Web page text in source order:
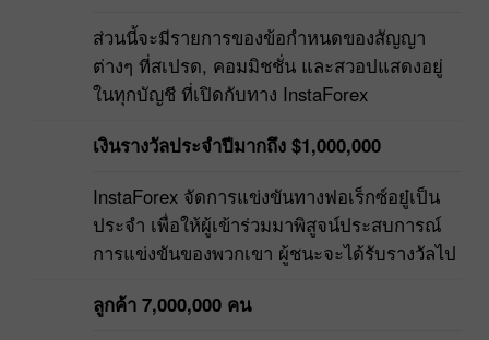
ส่วนนี้จะมีรายการของข้อกำหนดของสัญญา
ต่างๆ ที่สเปรด, คอมมิชชั่น และสวอปแสดงอยู่
ในทุกบัญชี ที่เปิดกับทาง InstaForex
เงินรางวัลประจำปีมากถึง $1,000,000
InstaForex จัดการแข่งขันทางฟอเร็กซ์อยู๋เป็น
ประจำ เพื่อให้ผู้เข้าร่วมมาพิสูจน์ประสบการณ์
การแข่งขันของพวกเขา ผู้ชนะจะได้รับรางวัลไป
ลูกค้า 7,000,000 คน